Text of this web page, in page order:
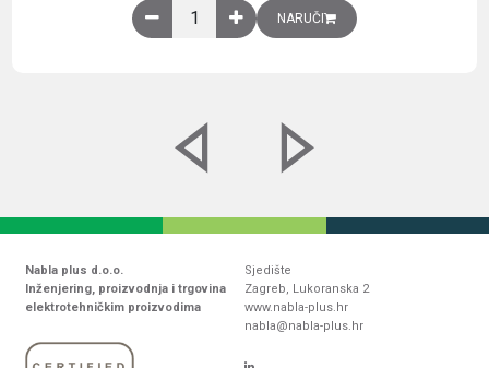
Obična montažna ploča V1000xŠ800mm,
NARUČI
Nabla plus d.o.o.
Inženjering, proizvodnja i trgovina
elektrotehničkim proizvodima
Sjedište
Zagreb, Lukoranska 2
www.nabla-plus.hr
nabla@nabla-plus.hr